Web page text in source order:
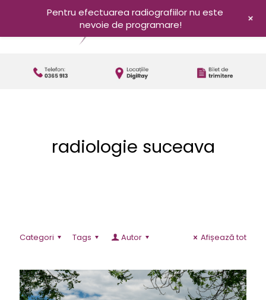
radiologie suceava
Categori Tags Autor Afișează tot
Pentru efectuarea radiografiilor nu este
nevoie de programare!
+